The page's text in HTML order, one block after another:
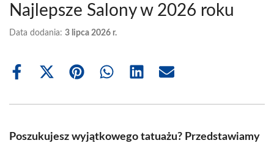
Najlepsze Salony w 2026 roku
Data dodania: 3 lipca 2026 r.
Share
Share
(Twitter)
Share Share Share Share
Poszukujesz wyjątkowego tatuażu? Przedstawiamy